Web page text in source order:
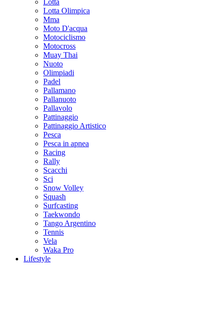
Lotta
Lotta Olimpica
Mma
Moto D'acqua
Motociclismo
Motocross
Muay Thai
Nuoto
Olimpiadi
Padel
Pallamano
Pallanuoto
Pallavolo
Pattinaggio
Pattinaggio Artistico
Pesca
Pesca in apnea
Racing
Rally
Scacchi
Sci
Snow Volley
Squash
Surfcasting
Taekwondo
Tango Argentino
Tennis
Vela
Waka Pro
Lifestyle